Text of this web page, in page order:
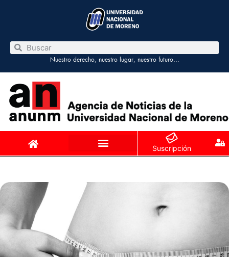
Nuestro derecho, nuestro lugar, nuestro futuro…
Suscripción